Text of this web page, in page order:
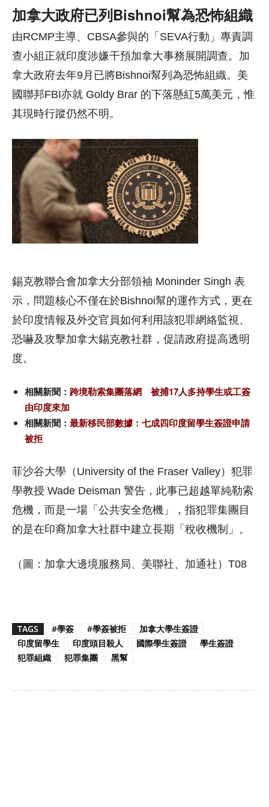
加拿大政府已列Bishnoi幫為恐怖組織
由RCMP主導、CBSA參與的「SEVA行動」專責調
查小組正就印度涉嫌干預加拿大事務展開調查。加
拿大政府去年9月已將Bishnoi幫列為恐怖組織。美
國聯邦FBI亦就 Goldy Brar 的下落懸紅5萬美元，惟
其現時行蹤仍然不明。
錫克教聯合會加拿大分部領袖 Moninder Singh 表
示，問題核心不僅在於Bishnoi幫的運作方式，更在
於印度情報及外交官員如何利用該犯罪網絡監視、
恐嚇及攻擊加拿大錫克教社群，促請政府提高透明
度。
相關新聞： 跨境勒索集團落網 被捕17人多持學生或工簽
由印度來加
相關新聞： 最新移民部數據：七成四印度留學生簽證申請
被拒
菲沙谷大學（University of the Fraser Valley）犯罪
學教授 Wade Deisman 警告，此事已超越單純勒索
危機，而是一場「公共安全危機」，指犯罪集團目
的是在印裔加拿大社群中建立長期「稅收機制」。
（圖：加拿大邊境服務局、美聯社、加通社）T08
TAGS #學簽 #學簽被拒
加拿大學生簽證
印度留學生
印度頭目殺人 國際學生簽證
學生簽證
犯罪組織
犯罪集團 黑幫